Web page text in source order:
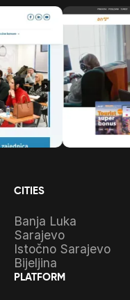
CITIES
Banja Luka
Sarajevo
Istočno Sarajevo
Bijeljina
PLATFORM